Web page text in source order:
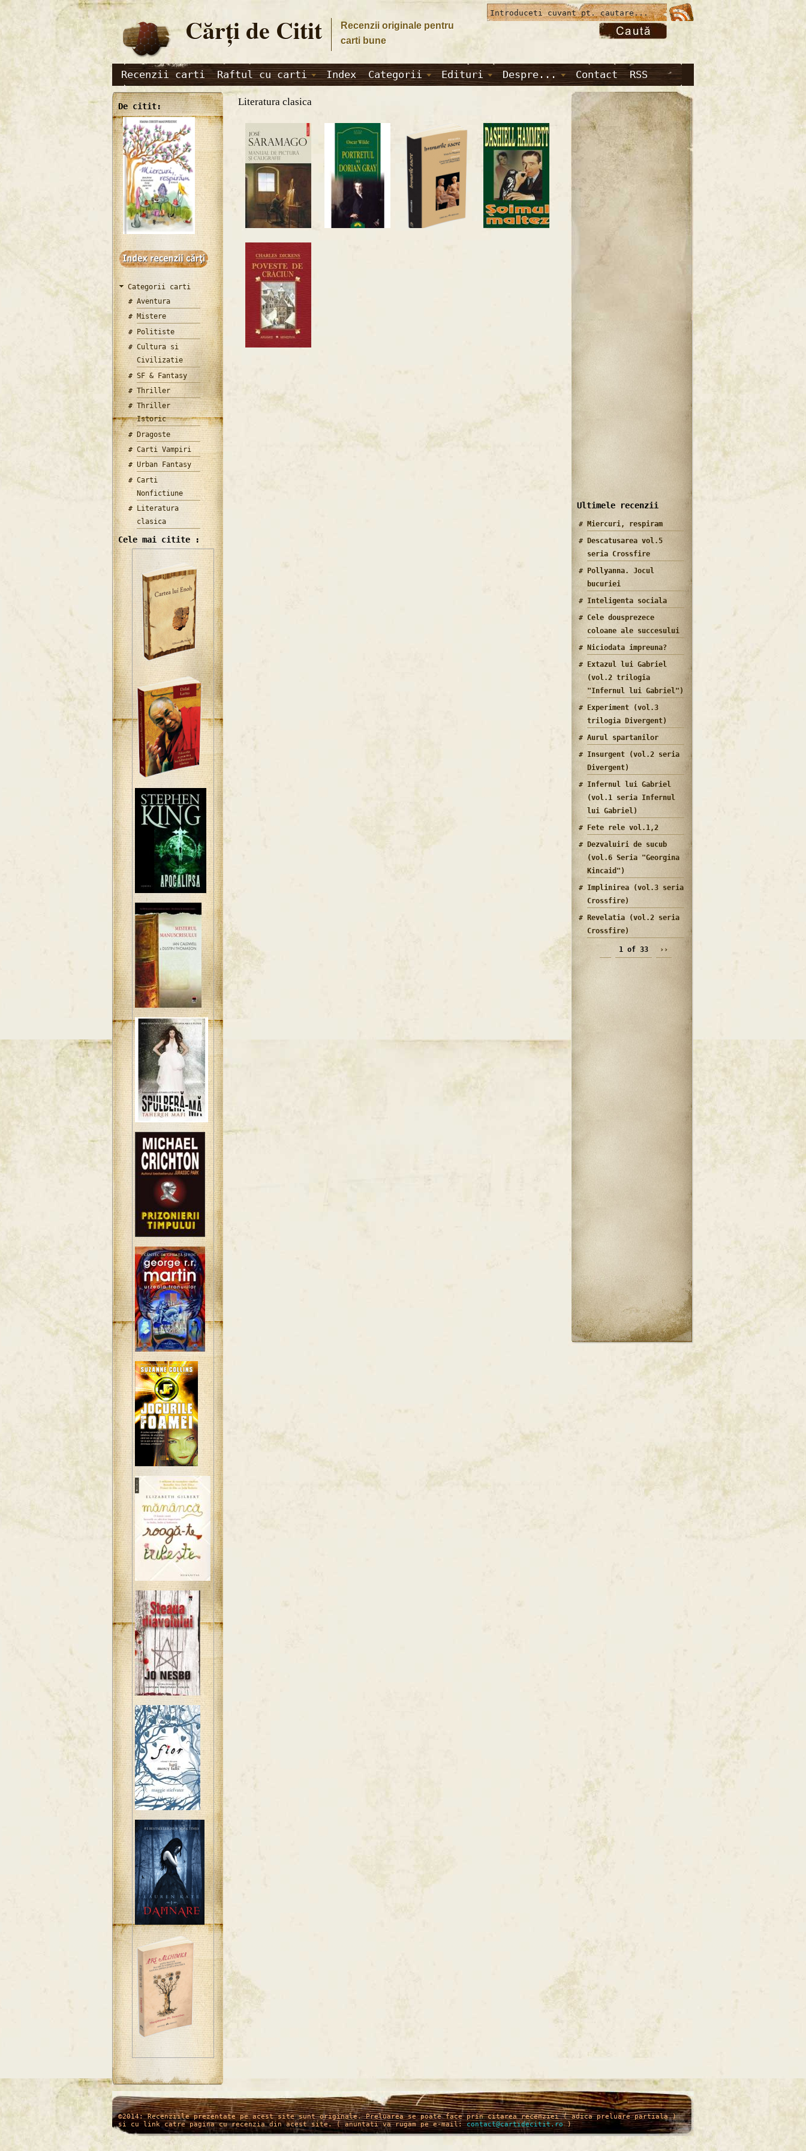
Cărţi de Citit
Recenzii originale pentru
carti bune
Recenzii carti Raftul cu carti Index Categorii Edituri Despre... Contact RSS
De citit:
Categorii carti
Aventura
Mistere
Politiste
Cultura si
Civilizatie
SF & Fantasy
Thriller
Thriller
Istoric
Dragoste
Carti Vampiri
Urban Fantasy
Carti
Nonfictiune
Literatura
clasica
Cele mai citite :
Literatura clasica
Ultimele recenzii
Miercuri, respiram
Descatusarea vol.5
seria Crossfire
Pollyanna. Jocul
bucuriei
Inteligenta sociala
Cele dousprezece
coloane ale succesului
Niciodata impreuna?
Extazul lui Gabriel
(vol.2 trilogia
"Infernul lui Gabriel")
Experiment (vol.3
trilogia Divergent)
Aurul spartanilor
Insurgent (vol.2 seria
Divergent)
Infernul lui Gabriel
(vol.1 seria Infernul
lui Gabriel)
Fete rele vol.1,2
Dezvaluiri de sucub
(vol.6 Seria "Georgina
Kincaid")
Implinirea (vol.3 seria
Crossfire)
Revelatia (vol.2 seria
Crossfire)
1 of 33 ››
/* */
©2014: Recenziile prezentate pe acest site sunt originale. Preluarea se poate face prin citarea recenziei ( adica preluare partiala )
si cu link catre pagina cu recenzia din acest site. ( anuntati va rugam pe e-mail:contact@cartidecitit.ro)